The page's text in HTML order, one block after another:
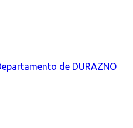
de DURAZNO